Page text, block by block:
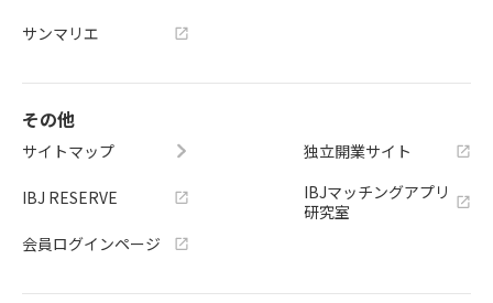
サンマリエ
その他
サイトマップ
IBJ RESERVE
会員ログインページ
独立開業サイト
IBJマッチングアプリ
研究室